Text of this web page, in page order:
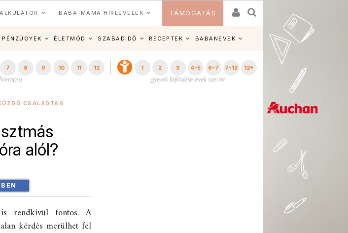
BABA-MAMA HÍRLEVELEK TÁMOGATÁS
ÉLETMÓD SZABADIDŐ RECEPTEK BABANEVEK
7 8 9 10 11 12 1 2 3 4-5 6-7 7-12 12+
CSALÁDTAG
alól?
is rendkívül fontos. A
kérdés merülhet fel